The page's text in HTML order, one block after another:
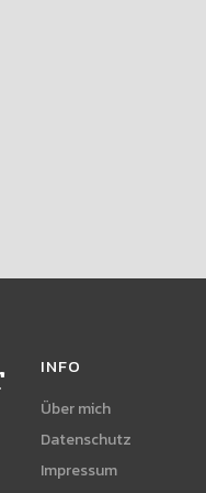
INFO
Über mich
Datenschutz
Impressum